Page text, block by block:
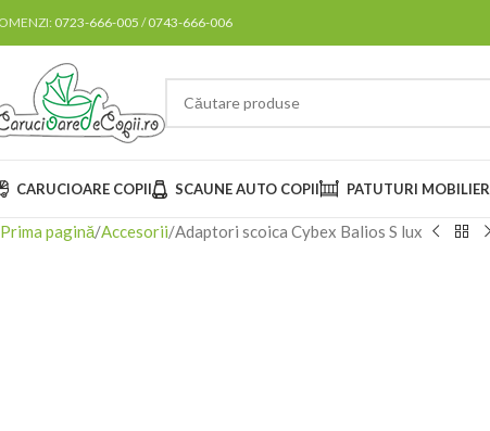
0723-666-005 /0743-666-006
CARUCIOARE COPII SCAUNE AUTO COPII PATUTURI MOBILIER
Prima pagină Accesorii Adaptori scoica Cybex Balios S lux